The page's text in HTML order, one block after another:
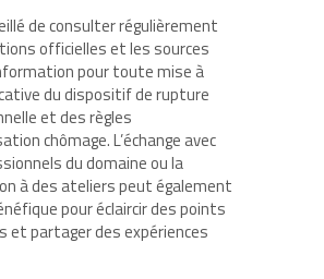
de consulter régulièrement
officielles et les sources
pour toute mise à
du dispositif de rupture
et des règles
chômage. L’échange avec
du domaine ou la
à des ateliers peut également
pour éclaircir des points
et partager des expériences